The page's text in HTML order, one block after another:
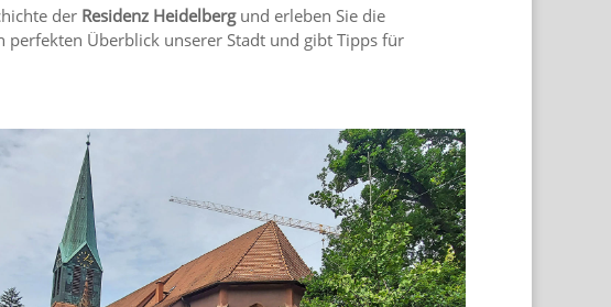
der Residenz Heidelbergund erleben Sie die
perfekten Überblick unserer Stadt und gibt Tipps für